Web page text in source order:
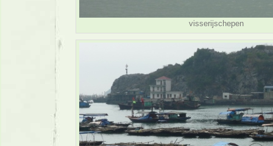
visserijschepen